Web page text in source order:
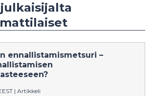
ennallistamismetsuri –
| Artikkeli